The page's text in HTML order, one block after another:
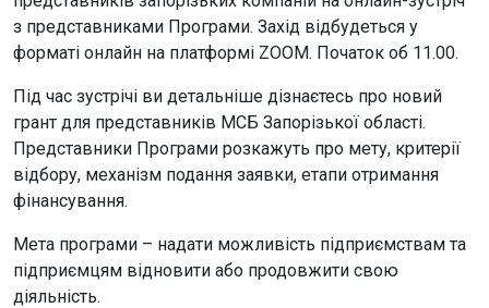
з представниками Програми. Захід відбудеться у
форматі онлайн на платформі ZOOM. Початок об 11.00.
Під час зустрічі ви детальніше дізнаєтесь про новий
грант для представників МСБ Запорізької області.
Представники Програми розкажуть про мету, критерії
відбору, механізм подання заявки, етапи отримання
фінансування.
Мета програми – надати можливість підприємствам та
підприємцям відновити або продовжити свою
діяльність.